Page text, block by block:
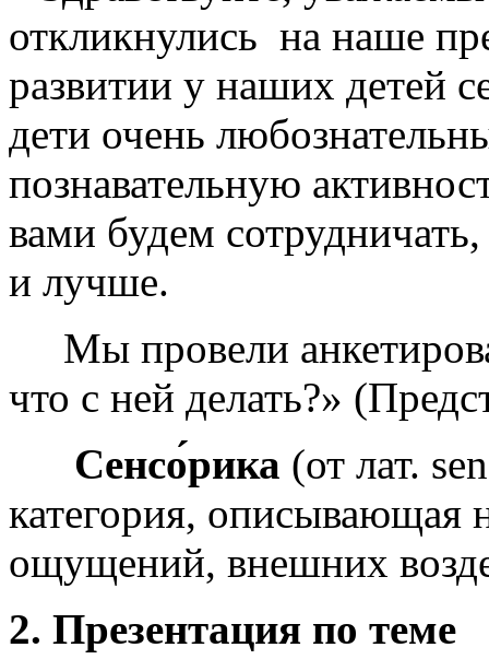
откликнулись на наше
развитии у наших детей
дети очень
познавательную
вами будем
и лучше.
Мы провели
что с ней делать?»
Сенсо́рика (от лат.
категория, описывающая
ощущений, внешних
2. Презентация по теме